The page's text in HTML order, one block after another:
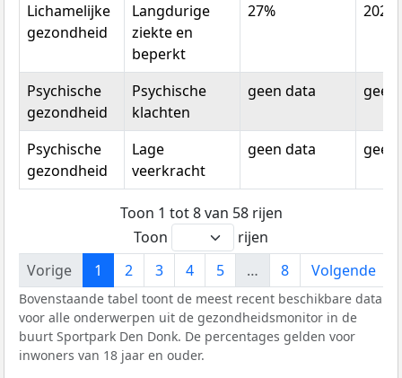
Lichamelijke
gezondheid
Langdurige
ziekte en
beperkt
27% 2020
Psychische
gezondheid
Psychische
klachten
geen data geen
Psychische
gezondheid
Lage
veerkracht
geen data geen
Toon 1 tot 8 van 58 rijen
Toon
rijen
Vorige
1 2 3 4 5 … 8 Volgende
Bovenstaande tabel toont de meest recent beschikbare data
voor alle onderwerpen uit de gezondheidsmonitor in de
buurt Sportpark Den Donk. De percentages gelden voor
inwoners van 18 jaar en ouder.